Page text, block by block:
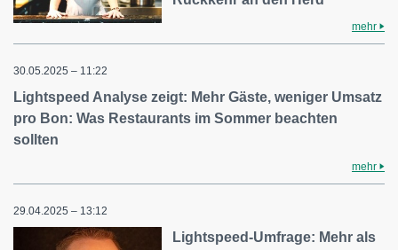
mehr
30.05.2025 – 11:22
Lightspeed Analyse zeigt: Mehr Gäste, weniger Umsatz
pro Bon: Was Restaurants im Sommer beachten
sollten
mehr
29.04.2025 – 13:12
Lightspeed-Umfrage: Mehr als